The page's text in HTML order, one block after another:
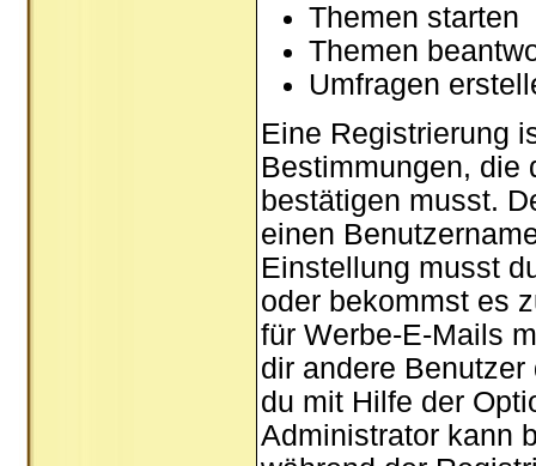
Themen starten
Themen
Umfragen
Eine Registrierung
Bestimmungen, die
bestätigen musst.
einen
Einstellung musst
oder bekommst es
für Werbe-E-Mails
dir andere
du mit Hilfe der
Administrator kann